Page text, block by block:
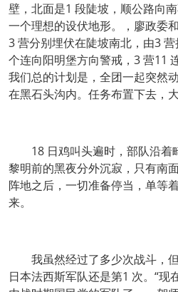
壁，北面是1 段陡坡，顺公路向
一个理想的设伏地形。，廖政委
3 营分别埋伏在陡坡南北，由3
个连向阳明堡方向警戒，3 营11
我们总的计划是，全团一起突然
在黑石头沟内。任务布置下去，
18 日鸡叫头遍时，部队沿着
黎明前的黑夜分外沉寂，只有南
阵地之后，一切准备停当，单等
来。
我虽然经过了多少次战斗，
日本法西斯军队还是第1 次。“现